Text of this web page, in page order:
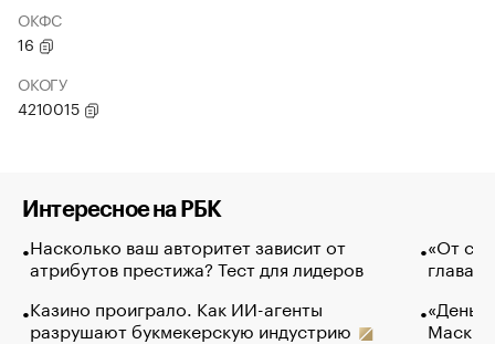
ОКФС
16
ОКОГУ
4210015
Интересное на РБК
Насколько ваш авторитет зависит от
атрибутов престижа? Тест для лидеров
Казино проиграло. Как ИИ-агенты
разрушают букмекерскую индустрию
«От
глава
Маск в